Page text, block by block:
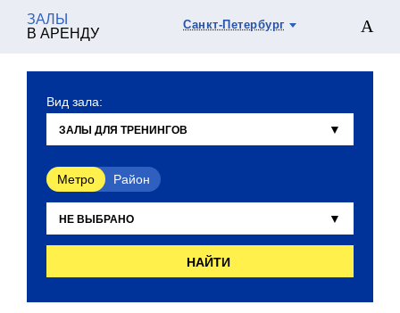
ЗАЛЫ
В АРЕНДУ
Санкт-Петербург
Вид зала:
Метро Район
НАЙТИ